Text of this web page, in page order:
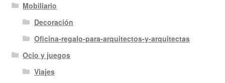
Mobiliario
Decoración
Oficina-regalo-para-arquitectos-y-arquitectas
Ocio y juegos
Viajes